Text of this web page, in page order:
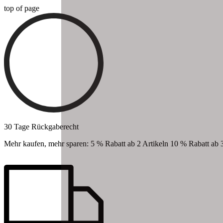
top of page
30 Tage Rückgaberecht
Mehr kaufen, mehr sparen: 5 % Rabatt ab 2 Artikeln 10 % Rabatt ab